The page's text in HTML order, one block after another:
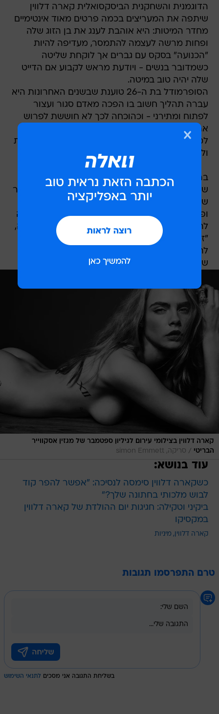
הדוגמנית והשחקנית הביסקסואלית קארה דלווין
שיתפה את המעריצים בכמה פרטים מאוד אינטימיים
מחדר המיטות: היא אוהבת לענג את בן הזוג שלה
ופחות מרשה לעצמה להתמסר, מעדיפה להיות
"הכנועה" בסקס עם גברים אך לוקחת שליטה
כשמדובר בנשים - ויודעת מראש לקבוע אם הדייט
שלה יהיה טוב במיטה.
הסופרמודל בת ה-26 טוענת שבשנים האחרונות היא
עברה תהליך חשוב בו הפכה מאדם סגור ועצור
לפתוח ומתירני - וכהוכחה לכך לא חוששת לפרוש
את כל הקלפים על השולחן: "בעבר הייתי יוצאת
למסיבות אבל היום אני מעדיפה פשוט להישאר בבית
ולעשות סקס, עם גברים ונשים".
בריאיון סנסציוני לפודקאסט של רופול חשפה דלווין
שהמתנה הגדולה ביותר שהיא יכולה להעניק לפרטנר
שלה היא אורגזמה. "אני טובה מאוד בלתת אהבה
ופחות יודעת לקבל. ככה אני גם במיטה. אני מתקשה
להתמסר וליהנות, אז אני מעדיפה לתת", היא אמרה,
"זה מוזר, אבל כשאני שוכבת עם גברים אני מעדיפה
להיות כנועה. כשאני עם נשים אני מעדיפה לקחת
שליטה".
קארה דלווין בצילומי עירום לגיליון ספטמבר של מגזין אסקווייר
הבריטי / סריקה, simon Emmett
עוד בנושא:
כשקארה דלווין סימסה לנסיכה: "אפשר להפר קוד
לבוש מלכותי בחתונה שלך?"
ביקיני וטקילה: חגיגות יום ההולדת של קארה דלווין
במקסיקו
קארה דלווין מיניות
טרם התפרסמו תגובות
בשליחת התגובה אני מסכים לתנאי השימוש